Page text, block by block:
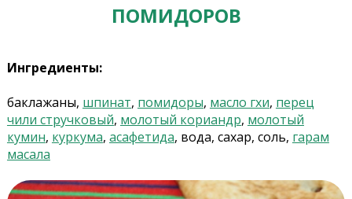
ПОМИДОРОВ
Ингредиенты:
баклажаны, шпинат, помидоры, масло гхи, перец
чили стручковый, молотый кориандр, молотый
кумин, куркума, асафетида, вода, сахар, соль, гарам
масала